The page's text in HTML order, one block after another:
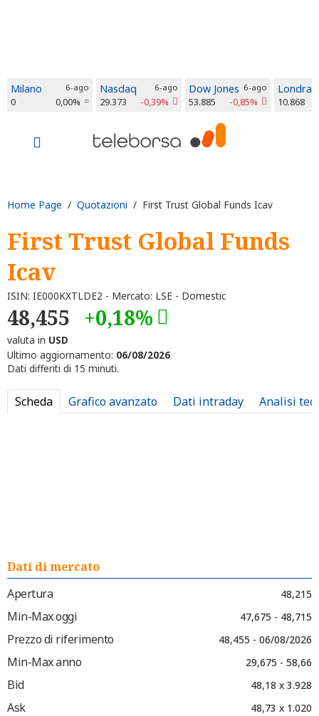
Milano 6-ago
0 0,00%
Nasdaq 6-ago
29.373 -0,39%
Dow Jones 6-ago
53.885 -0,85%
Londra
10.868
Home Page / Quotazioni / First Trust Global Funds Icav
First Trust Global Funds
Icav
ISIN: IE000KXTLDE2 - Mercato: LSE - Domestic
48,455 +0,18%
valuta in USD
Ultimo aggiornamento: 06/08/2026
Dati differiti di 15 minuti.
Scheda Grafico avanzato Dati intraday Analisi
Dati di mercato
Apertura
48,215
Min-Max oggi 47,675 - 48,715
Prezzo di riferimento 48,455 - 06/08/2026
Min-Max anno 29,675 - 58,66
Bid 48,18 x 3.928
Ask 48,73 x 1.020